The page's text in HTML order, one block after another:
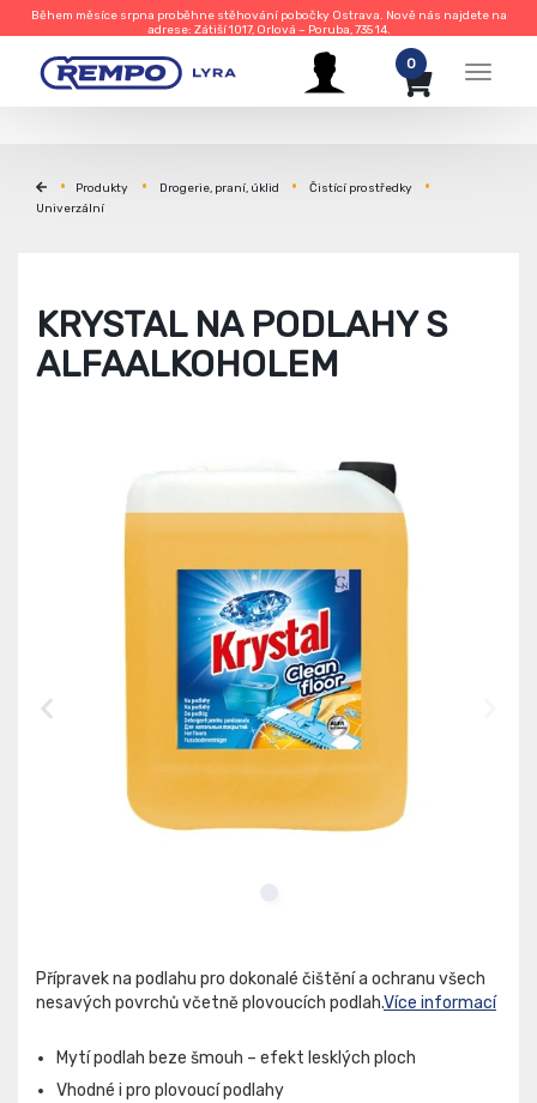
Během měsíce srpna proběhne stěhování pobočky Ostrava. Nově nás najdete na
adrese: Zátiší 1017, Orlová – Poruba, 735 14.
Menu
0
Produkty Drogerie, praní, úklid
Čistící prostředky
Univerzální
KRYSTAL NA PODLAHY S
ALFAALKOHOLEM
Přípravek na podlahu pro dokonalé čištění a ochranu všech
nesavých povrchů včetně plovoucích podlah.Více informací
Mytí podlah beze šmouh – efekt lesklých ploch
Vhodné i pro plovoucí podlahy